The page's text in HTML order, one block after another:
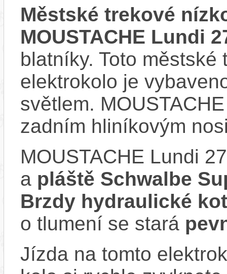
Městské trekové
MOUSTACHE Lundi
blatníky. Toto
elektrokolo je
světlem.
zadním hliníkovým
MOUSTACHE Lundi
a pláště Schwalbe
Brzdy hydraulické
o tlumení se stará
Jízda na tomto